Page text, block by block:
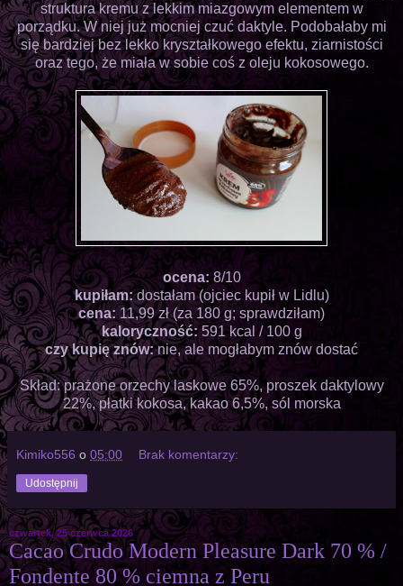
struktura kremu z lekkim miazgowym elementem w
porządku. W niej już mocniej czuć daktyle. Podobałaby mi
się bardziej bez lekko kryształkowego efektu, ziarnistości
oraz tego, że miała w sobie coś z oleju kokosowego.
ocena: 8/10
kupiłam:dostałam (ojciec kupił w Lidlu)
cena: 11,99 zł (za 180 g; sprawdziłam)
kaloryczność:591 kcal / 100 g
czy kupię znów:nie, ale mogłabym znów dostać
Skład: prażone orzechy laskowe 65%, proszek daktylowy
22%, płatki kokosa, kakao 6,5%, sól morska
Kimiko556 o 05:00 Brak komentarzy:
Udostępnij
czwartek, 25 czerwca 2026
Cacao Crudo Modern Pleasure Dark 70 % /
Fondente 80 % ciemna z Peru